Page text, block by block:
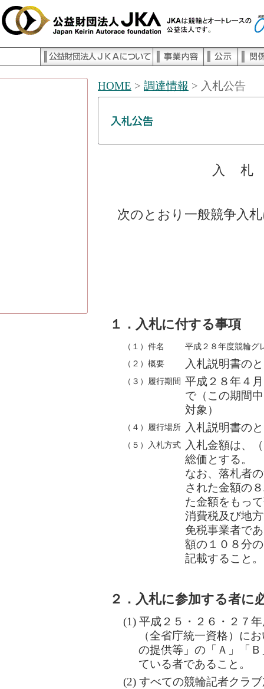
HOME > 調達情報 > 入札公告
入
次のとおり一般競争入
１．入札に付する事項
（１）件名
平成２８年度競輪
（２）概要
入札説明書の
（３）履行期間 平成２８年４
で（この期間
対象）
（４）履行場所 入札説明書の
（５）入札方式
入札金額は、
総価とする。
なお、落札者
された金額の
た金額をもっ
消費税及び地
免税事業者で
額の１０８分
記載すること。
２．入札に参加する者に
(1) 平成２５・２６・２７
（全省庁統一資格）に
の提供等」の「Ａ」「
ている者であること。
(2) すべての競輪記者クラ